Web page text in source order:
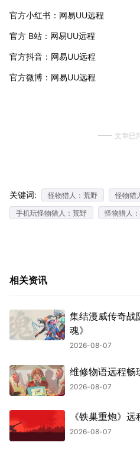
官方小红书：网易UU远程
官方 B站：网易UU远程
官方抖音：网易UU远程
官方微博：网易UU远程
文章已
关键词: 怪物猎人：荒野
怪物猎
手机玩怪物猎人：荒野
怪物猎人
相关资讯
集结漫威传奇战
魂》
2026-08-07
维修物语远程畅
2026-08-07
《铁巢重炮》
2026-08-07